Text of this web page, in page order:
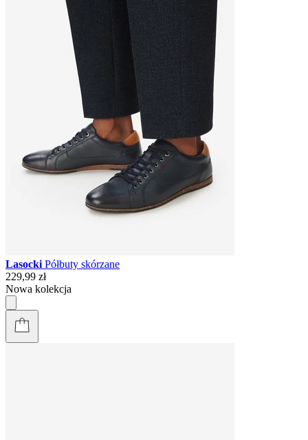
Lasocki Półbuty skórzane
229,99 zł
Nowa kolekcja